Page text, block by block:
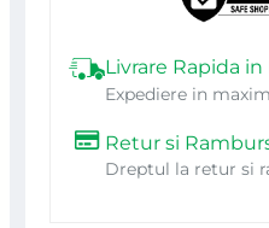
Livrare Rapida
Expediere in
Retur si
Dreptul la retur si
Beorol